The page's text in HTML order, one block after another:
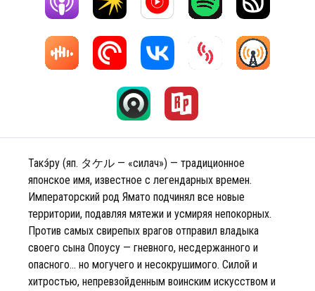
Такэ́ру (яп. タケル — «силач») — традиционное
японское имя, известное с легендарных времен.
Императорский род Ямато подчинял все новые
территории, подавляя мятежи и усмиряя непокорных.
Против самых свирепых врагов отправил владыка
своего сына Опоусу — гневного, несдержанного и
опасного… но могучего и несокрушимого. Силой и
хитростью, непревзойденным воинским искусством и